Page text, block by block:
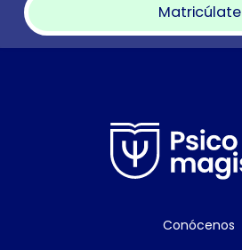
Matricúlate
Conócenos